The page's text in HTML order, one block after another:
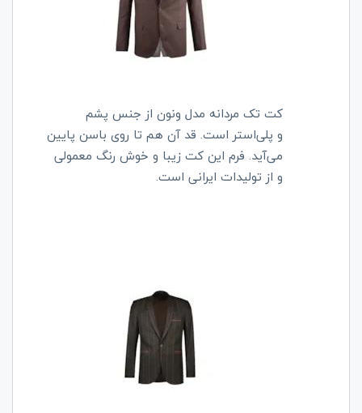
کت تک مردانه مدل ونون از جنس پشم
و پلی‌استر است. قد آن هم تا روی باسن پایین
می‌آید. فرم این کت زیبا و خوش رنگ معمولی
و از تولیدات ایرانی است.